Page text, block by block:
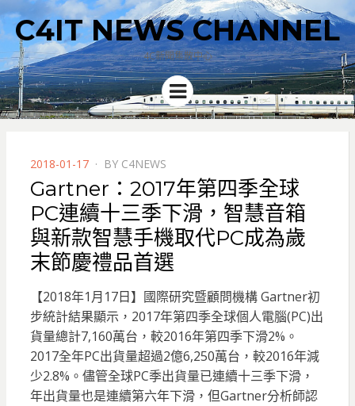
C4IT NEWS CHANNEL
4C新聞集散中心
Menu
POSTED
ON
2018-01-17 BY C4NEWS
Gartner：2017年第四季全球
PC連續十三季下滑，智慧音箱
與新款智慧手機取代PC成為歲
末節慶禮品首選
【2018年1月17日】國際研究暨顧問機構 Gartner初
步統計結果顯示，2017年第四季全球個人電腦(PC)出
貨量總計7,160萬台，較2016年第四季下滑2%。
2017全年PC出貨量超過2億6,250萬台，較2016年減
少2.8%。 儘管全球PC季出貨量已連續十三季下滑，
年出貨量也是連續第六年下滑，但Gartner分析師認